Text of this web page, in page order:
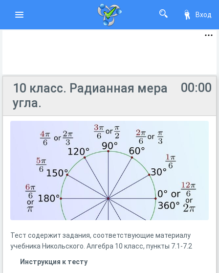
Вход
00:00
10 класс. Радианная мера
угла.
Тест содержит задания, соответствующие материалу
учебника Никольского. Алгебра 10 класс, пункты 7.1-7.2
Инструкция к тесту